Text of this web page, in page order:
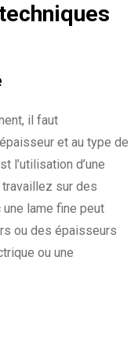
il faut
et au type de
l’utilisation d’une
sur des
une lame fine peut
ou des épaisseurs
ou une